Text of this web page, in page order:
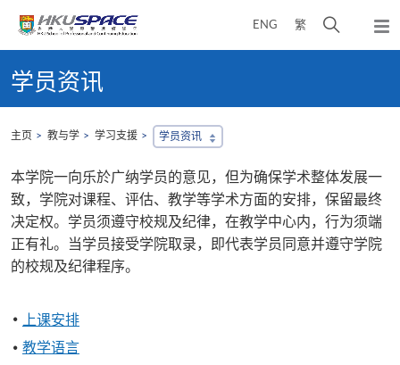
ENG 繁
开
弹
出
单
content
start学员资讯
主页 教与学 学习支援 学员资讯
本学院一向乐於广纳学员的意见，但为确保学术整体发展一
致，学院对课程、评估、教学等学术方面的安排，保留最终
决定权。学员须遵守校规及纪律，在教学中心内，行为须端
正有礼。当学员接受学院取录，即代表学员同意并遵守学院
的校规及纪律程序。
上课安排
教学语言